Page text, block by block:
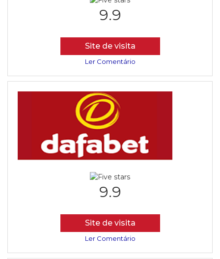
9.9
Site de visita
Ler Comentário
9.9
Site de visita
Ler Comentário